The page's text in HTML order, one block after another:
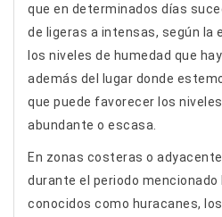
que en determinados días
de ligeras a intensas, según la
los niveles de humedad que
además del lugar donde
que puede favorecer los
abundante o escasa.
En zonas costeras o
durante el periodo
conocidos como huracanes,